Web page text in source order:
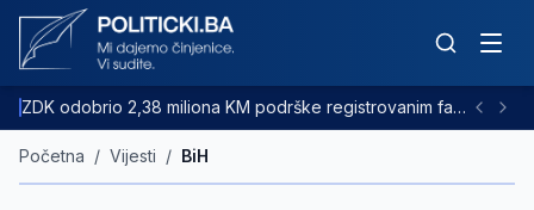
ZDK odobrio 2,38 miliona KM podrške registrovanim farmama goveda
Početna / Vijesti / BiH